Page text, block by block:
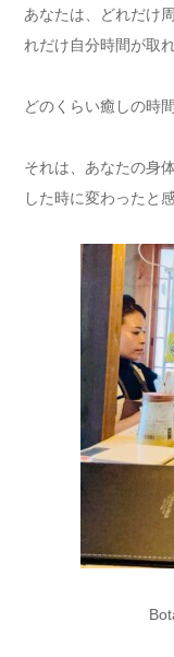
あなたは、どれだけ
れだけ自分時間が取
どのくらい癒しの時
それは、あなたの身
した時に変わったと